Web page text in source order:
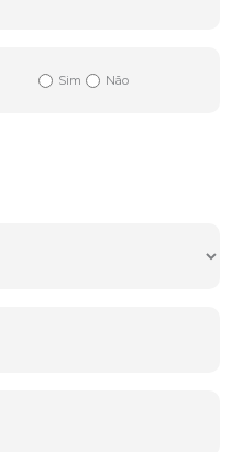
Sim Não